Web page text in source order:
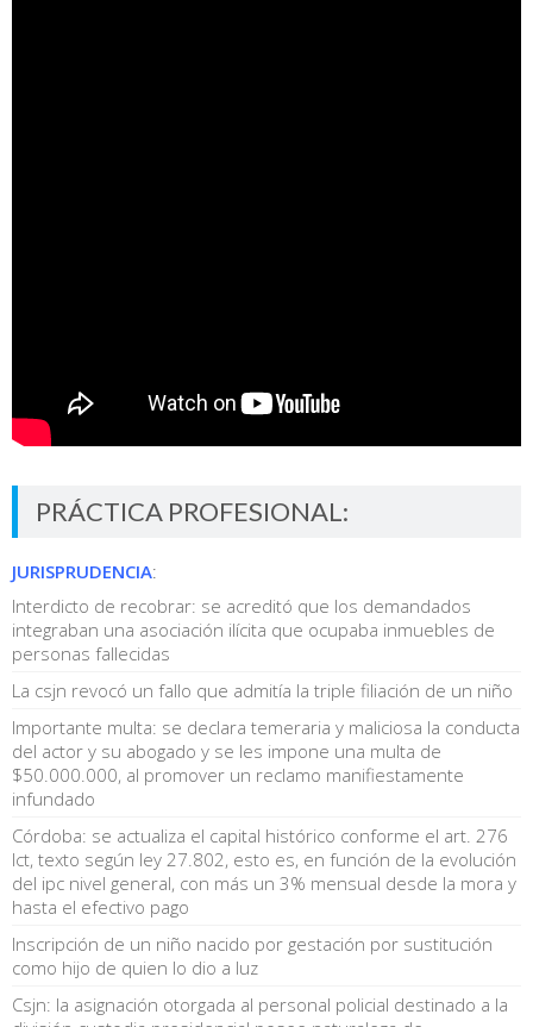
PRÁCTICA PROFESIONAL:
JURISPRUDENCIA:
Interdicto de recobrar: se acreditó que los demandados
integraban una asociación ilícita que ocupaba inmuebles de
personas fallecidas
La csjn revocó un fallo que admitía la triple filiación de un niño
Importante multa: se declara temeraria y maliciosa la conducta
del actor y su abogado y se les impone una multa de
$50.000.000, al promover un reclamo manifiestamente
infundado
Córdoba: se actualiza el capital histórico conforme el art. 276
lct, texto según ley 27.802, esto es, en función de la evolución
del ipc nivel general, con más un 3% mensual desde la mora y
hasta el efectivo pago
Inscripción de un niño nacido por gestación por sustitución
como hijo de quien lo dio a luz
Csjn: la asignación otorgada al personal policial destinado a la